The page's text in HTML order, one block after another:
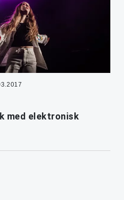
med elektronisk